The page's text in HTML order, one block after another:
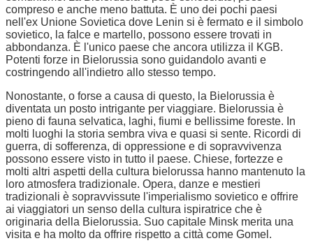
compreso e anche meno battuta. È uno dei pochi paesi
nell'ex Unione Sovietica dove Lenin si è fermato e il simbolo
sovietico, la falce e martello, possono essere trovati in
abbondanza. È l'unico paese che ancora utilizza il KGB.
Potenti forze in Bielorussia sono guidandolo avanti e
costringendo all'indietro allo stesso tempo.
Nonostante, o forse a causa di questo, la Bielorussia è
diventata un posto intrigante per viaggiare. Bielorussia è
pieno di fauna selvatica, laghi, fiumi e bellissime foreste. In
molti luoghi la storia sembra viva e quasi si sente. Ricordi di
guerra, di sofferenza, di oppressione e di sopravvivenza
possono essere visto in tutto il paese. Chiese, fortezze e
molti altri aspetti della cultura bielorussa hanno mantenuto la
loro atmosfera tradizionale. Opera, danze e mestieri
tradizionali è sopravvissute l'imperialismo sovietico e offrire
ai viaggiatori un senso della cultura ispiratrice che è
originaria della Bielorussia. Suo capitale Minsk merita una
visita e ha molto da offrire rispetto a città come Gomel.